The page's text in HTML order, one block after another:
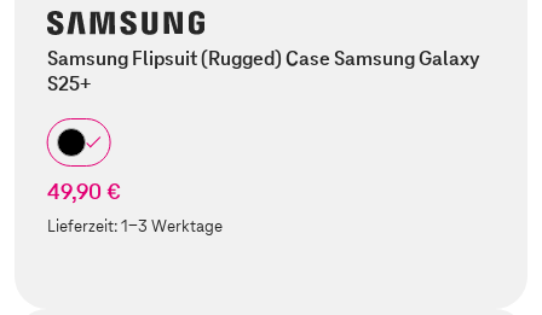
Samsung Flipsuit (Rugged) Case Samsung Galaxy
S25+
49,90 €
Lieferzeit:1-3 Werktage